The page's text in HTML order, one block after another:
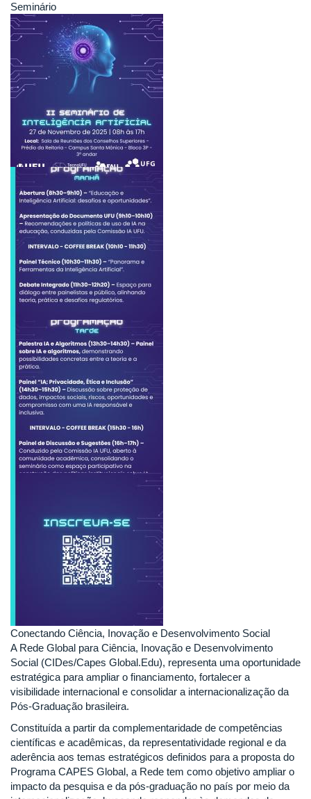
Seminário
Conectando Ciência, Inovação e Desenvolvimento Social
A Rede Global para Ciência, Inovação e Desenvolvimento
Social (CIDes/Capes Global.Edu), representa uma oportunidade
estratégica para ampliar o financiamento, fortalecer a
visibilidade internacional e consolidar a internacionalização da
Pós-Graduação brasileira.
Constituída a partir da complementaridade de competências
científicas e acadêmicas, da representatividade regional e da
aderência aos temas estratégicos definidos para a proposta do
Programa CAPES Global, a Rede tem como objetivo ampliar o
impacto da pesquisa e da pós-graduação no país por meio da